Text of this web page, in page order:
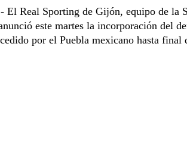
Real Sporting de Gijón, equipo de la
este martes la incorporación del
por el Puebla mexicano hasta final